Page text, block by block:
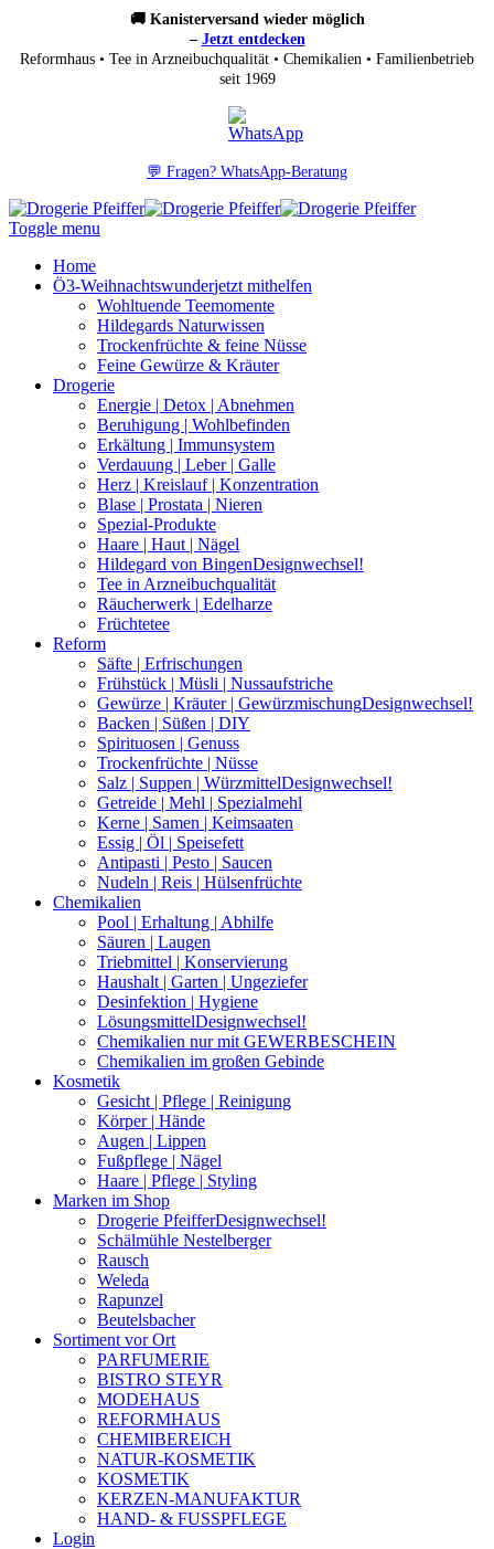
🚚 Kanisterversand wieder möglich
– Jetzt entdecken
Reformhaus • Tee in Arzneibuchqualität • Chemikalien • Familienbetrieb
seit 1969
💬 Fragen? WhatsApp-Beratung
Toggle menu
Home
Ö3-Weihnachtswunderjetzt mithelfen
Wohltuende Teemomente
Hildegards Naturwissen
Trockenfrüchte & feine Nüsse
Feine Gewürze & Kräuter
Drogerie
Energie | Detox | Abnehmen
Beruhigung | Wohlbefinden
Erkältung | Immunsystem
Verdauung | Leber | Galle
Herz | Kreislauf | Konzentration
Blase | Prostata | Nieren
Spezial-Produkte
Haare | Haut | Nägel
Hildegard von BingenDesignwechsel!
Tee in Arzneibuchqualität
Räucherwerk | Edelharze
Früchtetee
Reform
Säfte | Erfrischungen
Frühstück | Müsli | Nussaufstriche
Gewürze | Kräuter | GewürzmischungDesignwechsel!
Backen | Süßen | DIY
Spirituosen | Genuss
Trockenfrüchte | Nüsse
Salz | Suppen | WürzmittelDesignwechsel!
Getreide | Mehl | Spezialmehl
Kerne | Samen | Keimsaaten
Essig | Öl | Speisefett
Antipasti | Pesto | Saucen
Nudeln | Reis | Hülsenfrüchte
Chemikalien
Pool | Erhaltung | Abhilfe
Säuren | Laugen
Triebmittel | Konservierung
Haushalt | Garten | Ungeziefer
Desinfektion | Hygiene
LösungsmittelDesignwechsel!
Chemikalien nur mit GEWERBESCHEIN
Chemikalien im großen Gebinde
Kosmetik
Gesicht | Pflege | Reinigung
Körper | Hände
Augen | Lippen
Fußpflege | Nägel
Haare | Pflege | Styling
Marken im Shop
Drogerie PfeifferDesignwechsel!
Schälmühle Nestelberger
Rausch
Weleda
Rapunzel
Beutelsbacher
Sortiment vor Ort
PARFUMERIE
BISTRO STEYR
MODEHAUS
REFORMHAUS
CHEMIBEREICH
NATUR-KOSMETIK
KOSMETIK
KERZEN-MANUFAKTUR
HAND- & FUSSPFLEGE
Login